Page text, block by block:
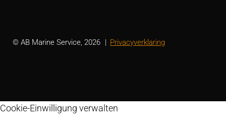
© AB Marine Service, 2026 Privacyverklaring
Cookie-Einwilligung verwalten